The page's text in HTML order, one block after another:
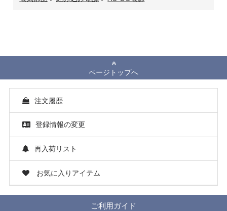
ページトップへ
注文履歴
登録情報の変更
再入荷リスト
お気に入りアイテム
ご利用ガイド